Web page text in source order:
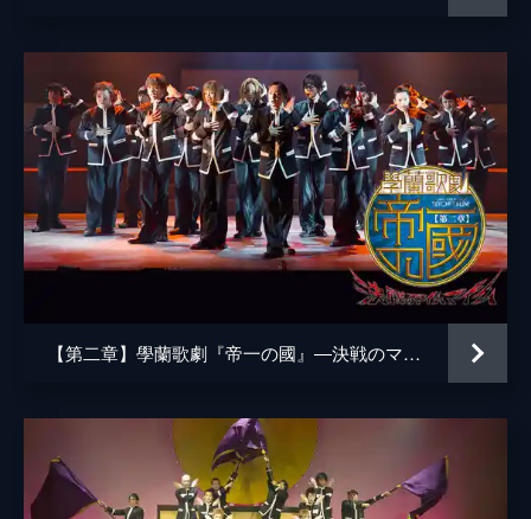
【第二章】學蘭歌劇『帝一の國』―決戦のマイムマイム―